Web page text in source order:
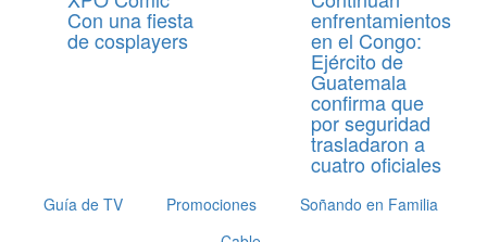
Con una fiesta
de cosplayers
enfrentamientos
en el Congo:
Ejército de
Guatemala
confirma que
por seguridad
trasladaron a
cuatro oficiales
Guía de TV Promociones
Soñando en Familia